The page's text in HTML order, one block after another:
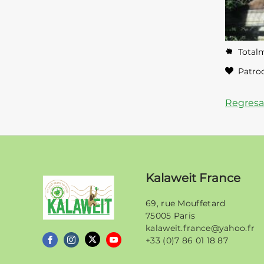
Kalaweit
Kalaweit France
69, rue Mouffetard
75005 Paris
kalaweit.france@yahoo.fr
+33 (0)7 86 01 18 87